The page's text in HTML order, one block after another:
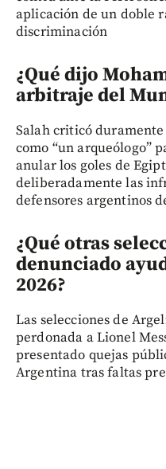
aplicación de un doble
discriminación
¿Qué dijo
arbitraje del
Salah criticó duramente
como “un arqueólogo”
anular los goles de
deliberadamente las
defensores argentinos
¿Qué otras
denunciado
2026?
Las selecciones de
perdonada a Lionel
presentado quejas
Argentina tras faltas